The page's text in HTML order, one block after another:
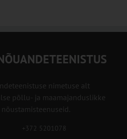
nimetuse alt
põllu- ja maamajanduslikke
nõustamisteenuseid.
+372 5201078